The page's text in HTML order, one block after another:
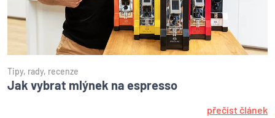
Tipy, rady, recenze
Jak vybrat mlýnek na espresso
přečíst článek